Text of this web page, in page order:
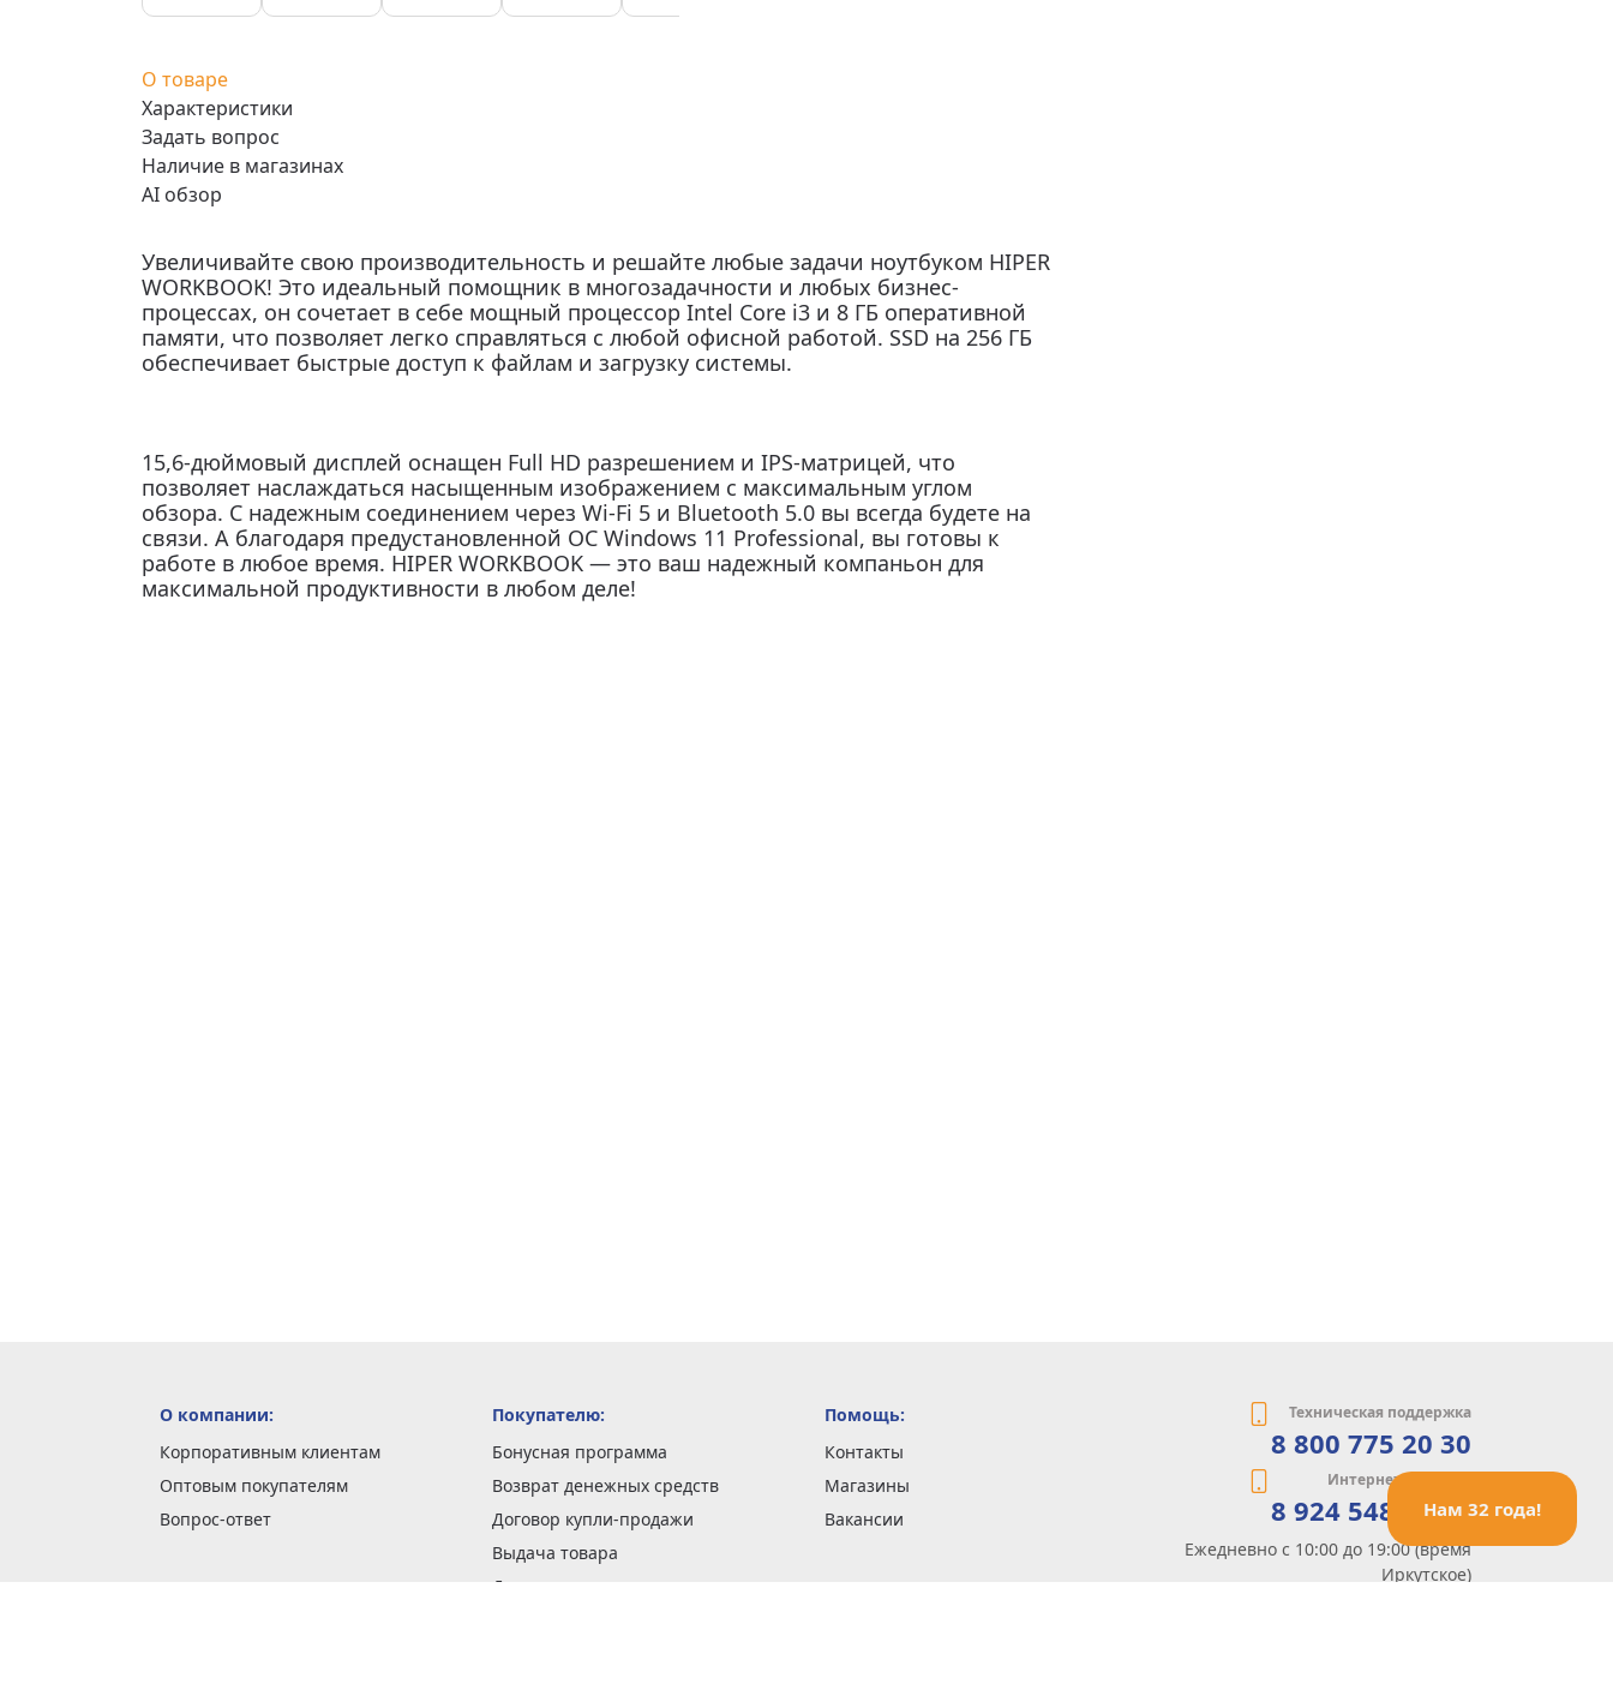
Нам 32 года!
О товаре
Характеристики
Задать вопрос
Наличие в магазинах
AI обзор
Увеличивайте свою производительность и решайте любые задачи ноутбуком HIPER
WORKBOOK! Это идеальный помощник в многозадачности и любых бизнес-
процессах, он сочетает в себе мощный процессор Intel Core i3 и 8 ГБ оперативной
памяти, что позволяет легко справляться с любой офисной работой. SSD на 256 ГБ
обеспечивает быстрые доступ к файлам и загрузку системы.
15,6-дюймовый дисплей оснащен Full HD разрешением и IPS-матрицей, что
позволяет наслаждаться насыщенным изображением с максимальным углом
обзора. С надежным соединением через Wi-Fi 5 и Bluetooth 5.0 вы всегда будете на
связи. А благодаря предустановленной ОС Windows 11 Professional, вы готовы к
работе в любое время. HIPER WORKBOOK — это ваш надежный компаньон для
максимальной продуктивности в любом деле!
О компании:
Корпоративным клиентам
Оптовым покупателям
Вопрос-ответ
Покупателю:
Бонусная программа
Возврат денежных средств
Договор купли-продажи
Выдача товара
Доставка заказов
Помощь:
Контакты
Магазины
Вакансии
Техническая поддержка
8 800 775 20 30
Интернет-магазин
8 924 548 85 07
Ежедневно с 10:00 до 19:00 (время
Иркутское)